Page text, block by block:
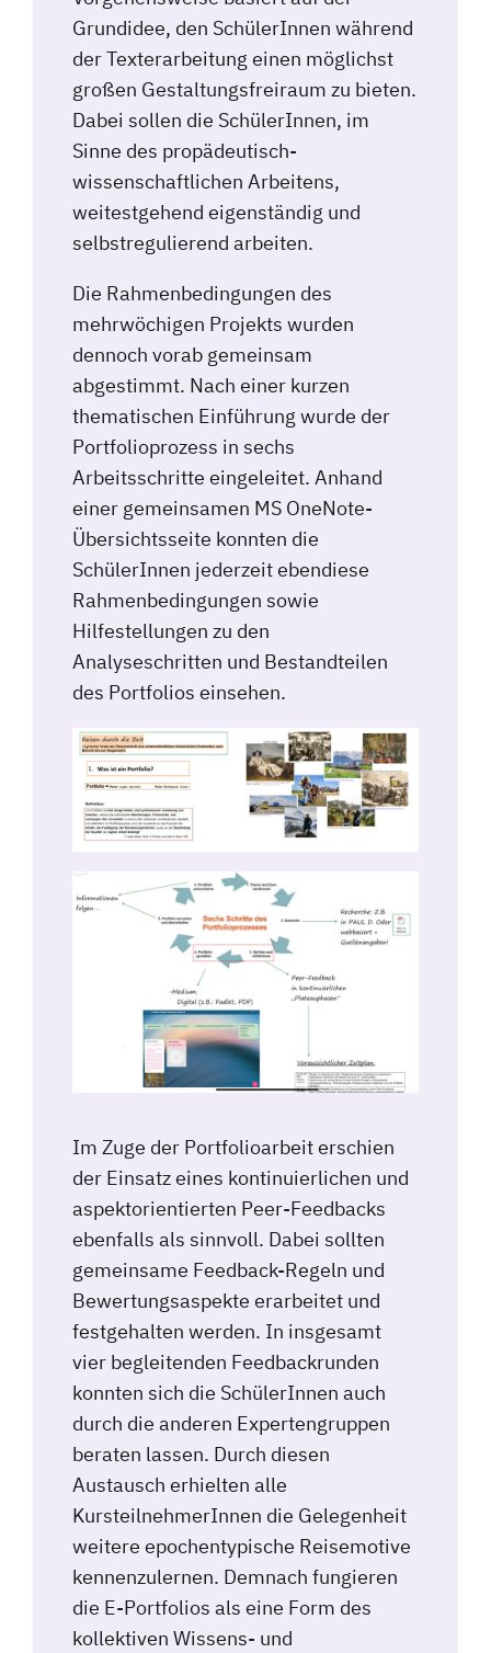
Grundidee, den SchülerInnen während
der Texterarbeitung einen möglichst
großen Gestaltungsfreiraum zu bieten.
Dabei sollen die SchülerInnen, im
Sinne des propädeutisch-
wissenschaftlichen Arbeitens,
weitestgehend eigenständig und
selbstregulierend arbeiten.
Die Rahmenbedingungen des
mehrwöchigen Projekts wurden
dennoch vorab gemeinsam
abgestimmt. Nach einer kurzen
thematischen Einführung wurde der
Portfolioprozess in sechs
Arbeitsschritte eingeleitet. Anhand
einer gemeinsamen MS OneNote-
Übersichtsseite konnten die
SchülerInnen jederzeit ebendiese
Rahmenbedingungen sowie
Hilfestellungen zu den
Analyseschritten und Bestandteilen
des Portfolios einsehen.
Im Zuge der Portfolioarbeit erschien
der Einsatz eines kontinuierlichen und
aspektorientierten Peer-Feedbacks
ebenfalls als sinnvoll. Dabei sollten
gemeinsame Feedback-Regeln und
Bewertungsaspekte erarbeitet und
festgehalten werden. In insgesamt
vier begleitenden Feedbackrunden
konnten sich die SchülerInnen auch
durch die anderen Expertengruppen
beraten lassen. Durch diesen
Austausch erhielten alle
KursteilnehmerInnen die Gelegenheit
weitere epochentypische Reisemotive
kennenzulernen. Demnach fungieren
die E-Portfolios als eine Form des
kollektiven Wissens- und